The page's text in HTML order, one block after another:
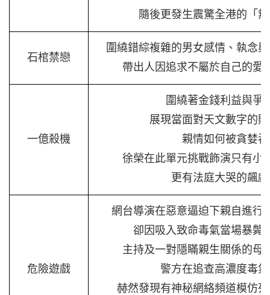
隨後更發生震驚全港的「
石棺禁戀
圍繞錯綜複雜的男女感情、執念
帶出人因追求不屬於自己的愛
一億殺機
圍繞著金錢利益與爭
展現當面對天文數字的
親情如何被貪婪
徐榮在此單元挑戰飾演只有小
更有法庭大哭的飆
危險遊戲
網台導演在惡意逼迫下親自進行
卻因吸入致命毒氣當場暴斃
主持及一對隱瞞親生關係的母
警方在追查高濃度毒
赫然發現有神秘網絡頻道模仿